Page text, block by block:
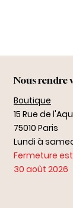
Nous rendre
Boutique
15 Rue de
75010 Paris
Lundi à
Fermeture
30 août 2026